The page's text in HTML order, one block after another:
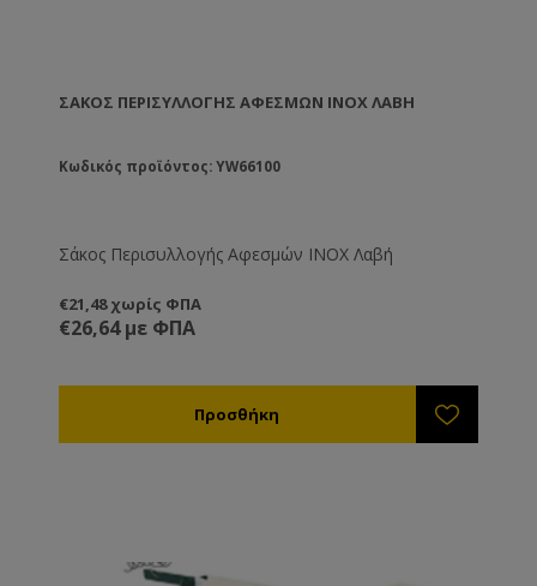
ΣΆΚΟΣ ΠΕΡΙΣΥΛΛΟΓΉΣ ΑΦΕΣΜΏΝ ΙΝΟΧ ΛΑΒΉ
Κωδικός προϊόντος: YW66100
Σάκος Περισυλλογής Αφεσμών ΙΝΟΧ Λαβή
€21,48 χωρίς ΦΠΑ
€26,64 με ΦΠΑ